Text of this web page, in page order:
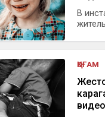
В
ҚОҒАМ
видео